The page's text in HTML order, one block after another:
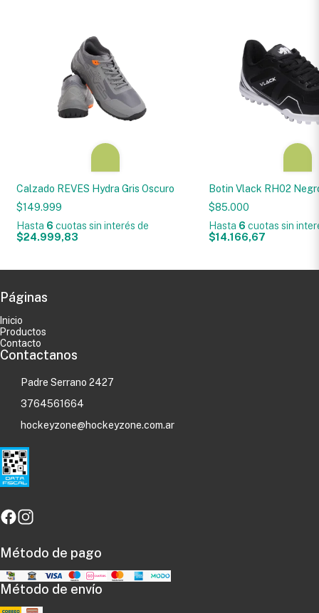
Calzado REVES Hydra Gris Oscuro
$149.999
Hasta 6 cuotas sin interés de
$24.999,83
Botin Vlack RH02
$85.000
Hasta 6 cuotas sin
$14.166,67
Páginas
Inicio
Productos
Contacto
Contactanos
Padre Serrano 2427
3764561664
hockeyzone@hockeyzone.com.ar
Método de pago
Método de envío